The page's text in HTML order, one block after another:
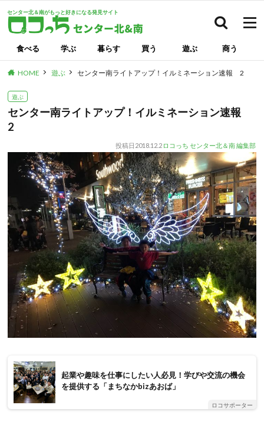
センター北＆南がもっと好きになる発見サイト
食べる 学ぶ 暮らす 買う 遊ぶ 商う
HOME 遊ぶ センター南ライトアップ！イルミネーション速報 2
遊ぶ
センター南ライトアップ！イルミネーション速報
2
投稿日 2018.12.2 ロコっち センター北＆南 編集部
起業や趣味を仕事にしたい人必見！学びや交流の機会
を提供する「まちなかbizあおば」
ロコサポーター